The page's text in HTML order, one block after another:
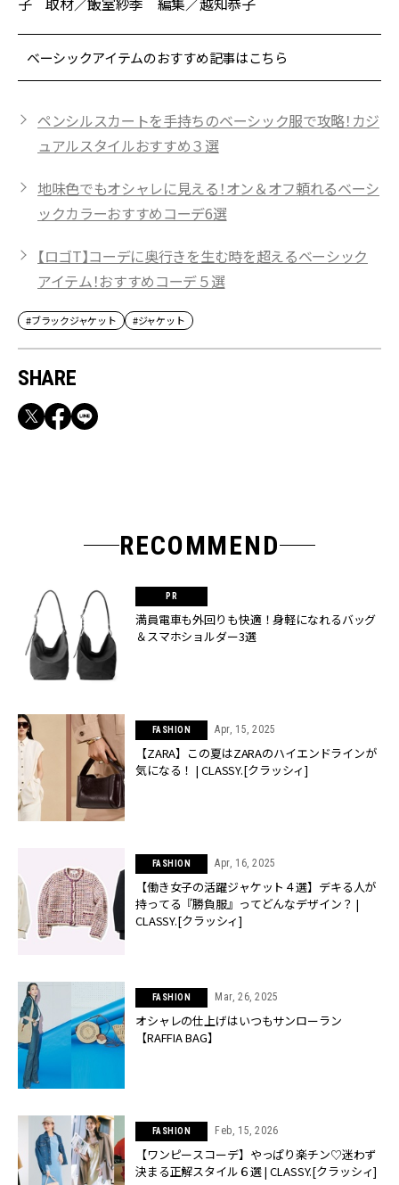
ベーシックアイテムのおすすめ記事はこちら
ペンシルスカートを手持ちのベーシック服で攻略！カジ
ュアルスタイルおすすめ３選
地味色でもオシャレに見える！オン＆オフ頼れるベーシ
ックカラーおすすめコーデ6選
【ロゴT】コーデに奥行きを生む時を超えるベーシック
アイテム！おすすめコーデ５選
#ブラックジャケット #ジャケット
SHARE
RECOMMEND
満員電車も外回りも快適！身軽になれるバッグ
＆スマホショルダー3選
FASHION Apr, 15, 2025
【ZARA】この夏はZARAのハイエンドラインが
気になる！ | CLASSY.[クラッシィ]
FASHION Apr, 16, 2025
【働き女子の活躍ジャケット４選】デキる人が
持ってる『勝負服』ってどんなデザイン？ |
CLASSY.[クラッシィ]
FASHION Mar, 26, 2025
オシャレの仕上げはいつもサンローラン
【RAFFIA BAG】
FASHION Feb, 15, 2026
【ワンピースコーデ】やっぱり楽チン♡迷わず
決まる正解スタイル６選 | CLASSY.[クラッシィ]